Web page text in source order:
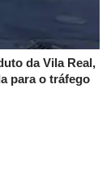
da Vila Real,
para o tráfego